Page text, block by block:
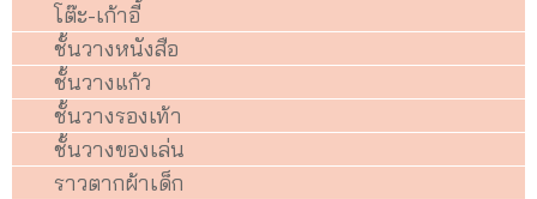
โต๊ะ-เก้าอี้
ชั้นวางหนังสือ
ชั้นวางแก้ว
ชั้นวางรองเท้า
ชั้นวางของเล่น
ราวตากผ้าเด็ก